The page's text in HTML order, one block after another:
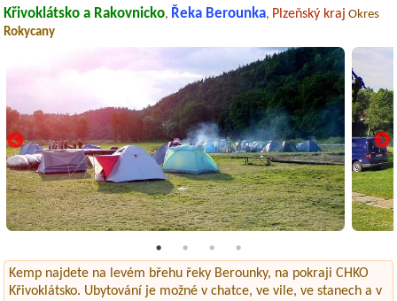
Křivoklátsko a Rakovnicko, Řeka Berounka, Plzeňský kraj Okres
Rokycany
Kemp najdete na levém břehu řeky Berounky, na pokraji CHKO
Křivoklátsko. Ubytování je možné v chatce, ve vile, ve stanech a v